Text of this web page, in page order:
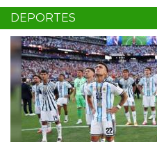
DEPORTES